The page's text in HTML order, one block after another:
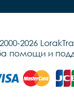
2026
помощи и